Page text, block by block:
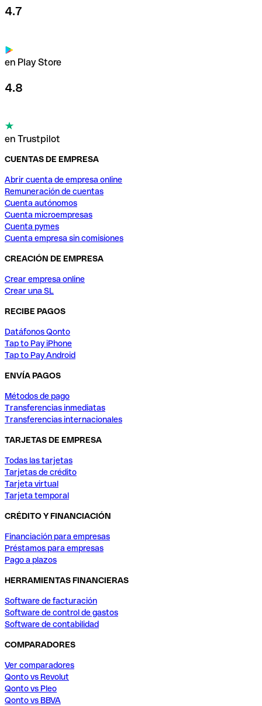
4.7
en Play Store
4.8
en Trustpilot
CUENTAS DE EMPRESA
Abrir cuenta de empresa online
Remuneración de cuentas
Cuenta autónomos
Cuenta microempresas
Cuenta pymes
Cuenta empresa sin comisiones
CREACIÓN DE EMPRESA
Crear empresa online
Crear una SL
RECIBE PAGOS
Datáfonos Qonto
Tap to Pay iPhone
Tap to Pay Android
ENVÍA PAGOS
Métodos de pago
Transferencias inmediatas
Transferencias internacionales
TARJETAS DE EMPRESA
Todas las tarjetas
Tarjetas de crédito
Tarjeta virtual
Tarjeta temporal
CRÉDITO Y FINANCIACIÓN
Financiación para empresas
Préstamos para empresas
Pago a plazos
HERRAMIENTAS FINANCIERAS
Software de facturación
Software de control de gastos
Software de contabilidad
COMPARADORES
Ver comparadores
Qonto vs Revolut
Qonto vs Pleo
Qonto vs BBVA